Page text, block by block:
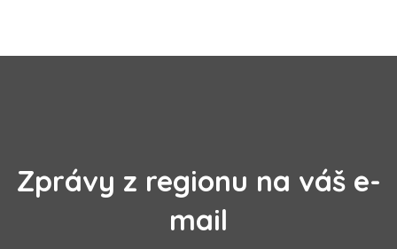
Zprávy z regionu na váš e-
mail